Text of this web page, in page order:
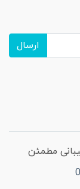
ارسال
مطمئن